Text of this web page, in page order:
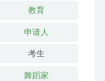
教育
申请人
考生
舞蹈家